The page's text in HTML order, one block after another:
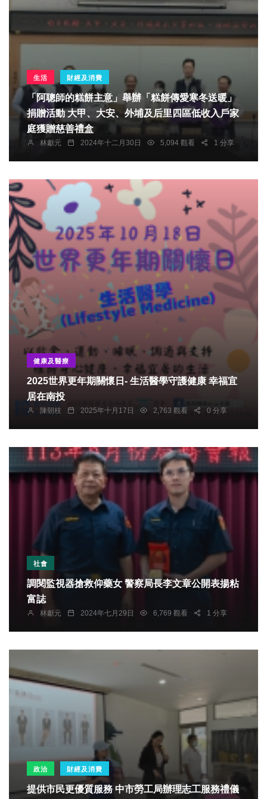
生活 財經及消費
「阿聰師的糕餅主意」舉辦「糕餅傳愛寒冬送暖」
捐贈活動 大甲、大安、外埔及后里四區低收入戶家
庭獲贈慈善禮盒
林獻元 2024年十二月30日 5,094 觀看 1 分享
健康及醫療
2025世界更年期關懷日- 生活醫學守護健康 幸福宜
居在南投
陳朝枝 2025年十月17日 2,763 觀看 0 分享
社會
調閱監視器搶救仰藥女 警察局長李文章公開表揚粘
富誌
林獻元 2024年七月29日 6,769 觀看 1 分享
政治 財經及消費
提供市民更優質服務 中市勞工局辦理志工服務禮儀